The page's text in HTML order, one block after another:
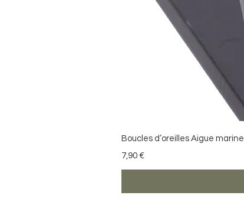
Boucles d’oreilles Aigue marine
Prix
7,90 €